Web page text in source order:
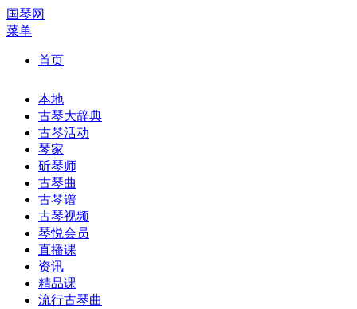
国琴网
菜单
首页
本地
古琴大辞典
古琴活动
琴家
斫琴师
古琴曲
古琴谱
古琴视频
琴悦会员
直播课
资讯
精品课
流行古琴曲